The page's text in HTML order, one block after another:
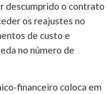
descumprido o contrato
os reajustes no
de custo e
no número de
financeiro coloca em